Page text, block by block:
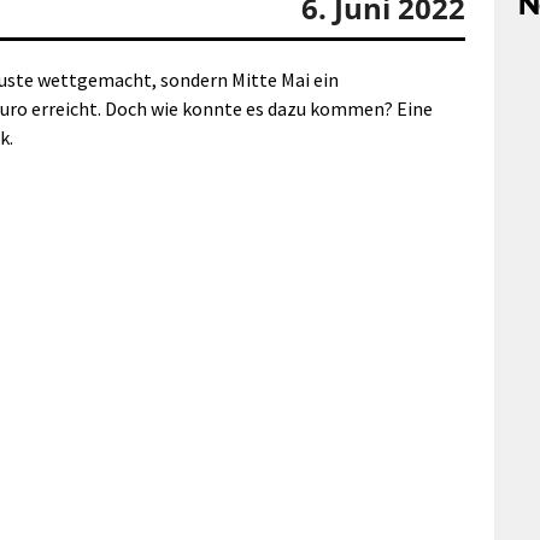
wettgemacht, sondern Mitte Mai ein
erreicht. Doch wie konnte es dazu kommen? Eine